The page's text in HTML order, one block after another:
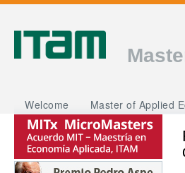
Welcome Master of Applied